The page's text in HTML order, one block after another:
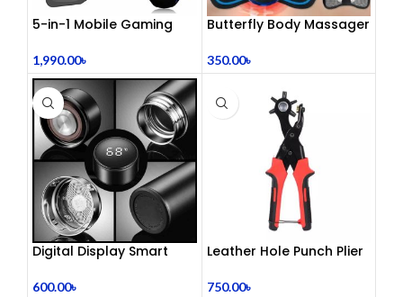
5-in-1 Mobile Gaming
1,990.00৳
Butterfly Body Massager
রিল্যাক্সেশন! 🦋
350.00৳
Digital Display Smart
600.00৳
Leather Hole Punch Plier
750.00৳